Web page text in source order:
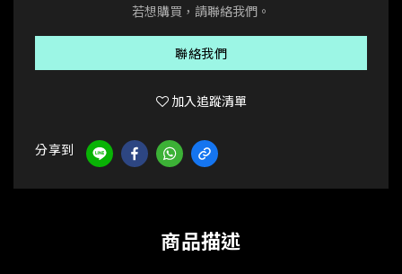
若想購買，請聯絡我們。
聯絡我們
加入追蹤清單
分享到
商品描述